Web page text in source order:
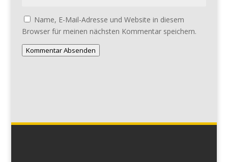
Name, E-Mail-Adresse und Website in diesem
Browser für meinen nächsten Kommentar speichern.
Kommentar Absenden